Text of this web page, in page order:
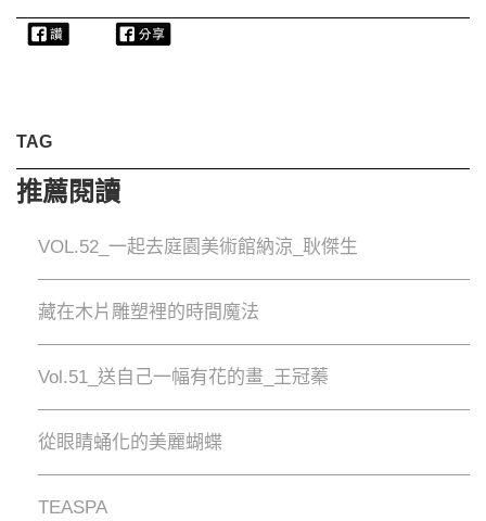
TAG
推薦閱讀
VOL.52_一起去庭園美術館納涼_耿傑生
藏在木片雕塑裡的時間魔法
Vol.51_送自己一幅有花的畫_王冠蓁
從眼睛蛹化的美麗蝴蝶
TEASPA